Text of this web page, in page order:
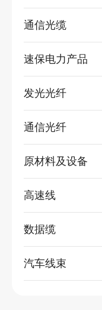
通信光缆
速保电力产品
发光光纤
通信光纤
原材料及设备
高速线
数据缆
汽车线束